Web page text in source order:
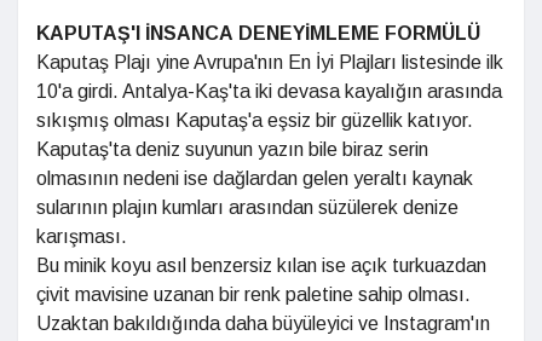
KAPUTAŞ'I İNSANCA DENEYİMLEME FORMÜLÜ
Kaputaş Plajı yine Avrupa'nın En İyi Plajları listesinde ilk
10'a girdi. Antalya-Kaş'ta iki devasa kayalığın arasında
sıkışmış olması Kaputaş'a eşsiz bir güzellik katıyor.
Kaputaş'ta deniz suyunun yazın bile biraz serin
olmasının nedeni ise dağlardan gelen yeraltı kaynak
sularının plajın kumları arasından süzülerek denize
karışması.
Bu minik koyu asıl benzersiz kılan ise açık turkuazdan
çivit mavisine uzanan bir renk paletine sahip olması.
Uzaktan bakıldığında daha büyüleyici ve Instagram'ın